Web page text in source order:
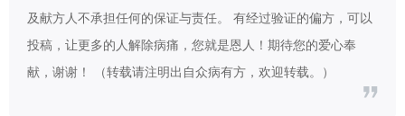
及献方人不承担任何的保证与责任。 有经过验证的偏方，可以
投稿，让更多的人解除病痛，您就是恩人！期待您的爱心奉
献，谢谢！ （转载请注明出自众病有方，欢迎转载。）